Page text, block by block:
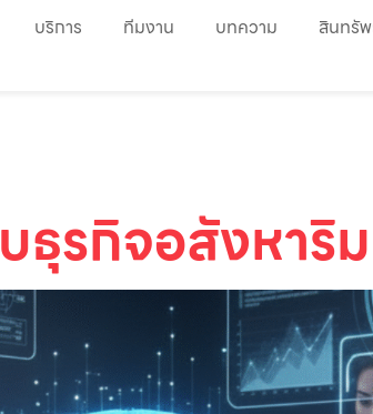
บริการ ทีมงาน บทความ สินทรั
รกิจอสังหาริ